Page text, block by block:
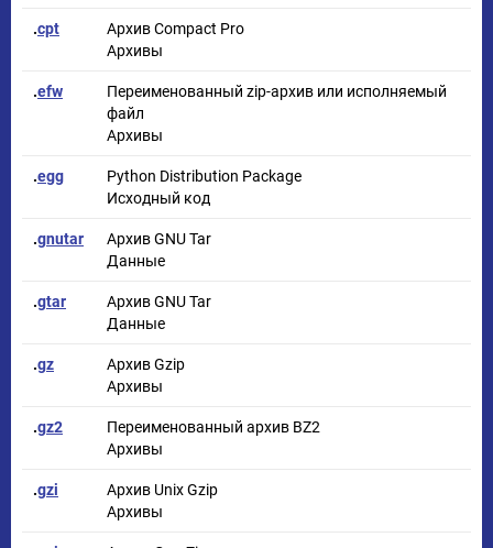
.cpt
Архив Compact Pro
Архивы
.efw
Переименованный zip-архив или исполняемый
файл
Архивы
.egg
Python Distribution Package
Исходный код
.gnutar
Архив GNU Tar
Данные
.gtar
Архив GNU Tar
Данные
.gz
Архив Gzip
Архивы
.gz2
Переименованный архив BZ2
Архивы
.gzi
Архив Unix Gzip
Архивы